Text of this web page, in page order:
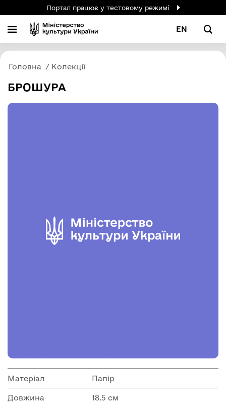
Портал працює у тестовому режимі
EN
Головна Колекції
БРОШУРА
Матеріал Папір
Довжина 18.5 см